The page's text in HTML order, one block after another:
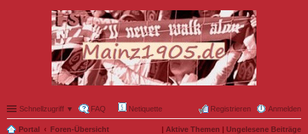
Schnellzugriff ▼ FAQ Netiquette Anmelden
Registrieren
Portal Foren-Übersicht | Aktive Themen | Ungelesene Beiträge